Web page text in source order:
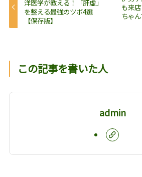
洋医学が教える！「肝虚」
を整える最強のツボ4選
【保存版】
も来
ちゃ
この記事を書いた人
admin